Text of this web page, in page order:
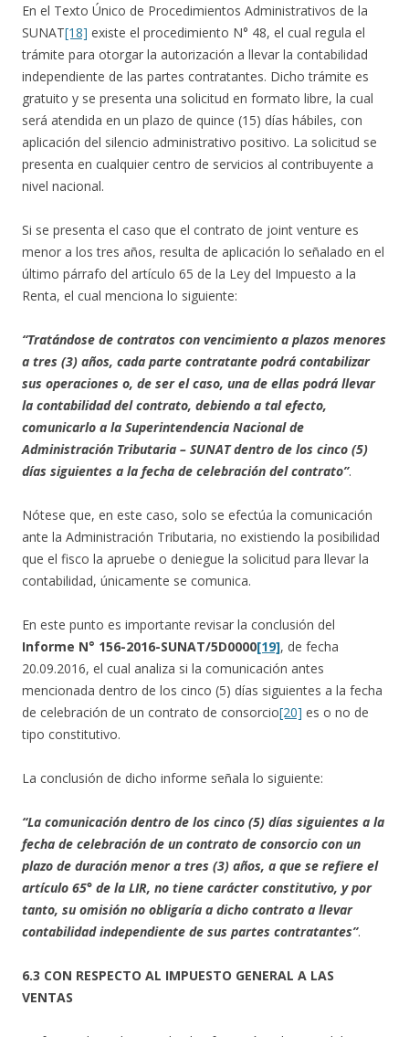
En el Texto Único de Procedimientos Administrativos de la
SUNAT[18] existe el procedimiento N° 48, el cual regula el
trámite para otorgar la autorización a llevar la contabilidad
independiente de las partes contratantes. Dicho trámite es
gratuito y se presenta una solicitud en formato libre, la cual
será atendida en un plazo de quince (15) días hábiles, con
aplicación del silencio administrativo positivo. La solicitud se
presenta en cualquier centro de servicios al contribuyente a
nivel nacional.
Si se presenta el caso que el contrato de joint venture es
menor a los tres años, resulta de aplicación lo señalado en el
último párrafo del artículo 65 de la Ley del Impuesto a la
Renta, el cual menciona lo siguiente:
“Tratándose de contratos con vencimiento a plazos menores
a tres (3) años, cada parte contratante podrá contabilizar
sus operaciones o, de ser el caso, una de ellas podrá llevar
la contabilidad del contrato, debiendo a tal efecto,
comunicarlo a la Superintendencia Nacional de
Administración Tributaria – SUNAT dentro de los cinco (5)
días siguientes a la fecha de celebración del contrato”.
Nótese que, en este caso, solo se efectúa la comunicación
ante la Administración Tributaria, no existiendo la posibilidad
que el fisco la apruebe o deniegue la solicitud para llevar la
contabilidad, únicamente se comunica.
En este punto es importante revisar la conclusión del
Informe N° 156-2016-SUNAT/5D0000[19], de fecha
20.09.2016, el cual analiza si la comunicación antes
mencionada dentro de los cinco (5) días siguientes a la fecha
de celebración de un contrato de consorcio[20] es o no de
tipo constitutivo.
La conclusión de dicho informe señala lo siguiente:
“La comunicación dentro de los cinco (5) días siguientes a la
fecha de celebración de un contrato de consorcio con un
plazo de duración menor a tres (3) años, a que se refiere el
artículo 65° de la LIR, no tiene carácter constitutivo, y por
tanto, su omisión no obligaría a dicho contrato a llevar
contabilidad independiente de sus partes contratantes”.
6.3 CON RESPECTO AL IMPUESTO GENERAL A LAS
VENTAS